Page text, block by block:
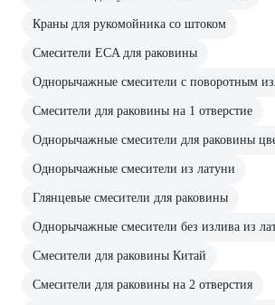
Краны для рукомойника со штоком
Смесители ECA для раковины
Однорычажные смесители с поворотным
Смесители для раковины на 1 отверстие
Однорычажные смесители для раковины
Однорычажные смесители из латуни
Глянцевые смесители для раковины
Однорычажные смесители без излива из
Смесители для раковины Китай
Смесители для раковины на 2 отверстия